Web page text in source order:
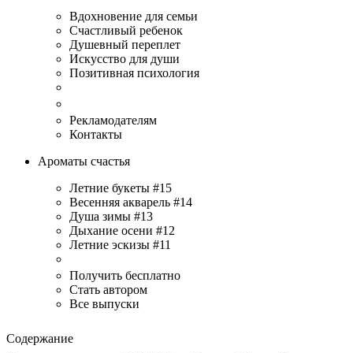
Вдохновение для семьи
Счастливый ребенок
Душевный переплет
Искусство для души
Позитивная психология
Рекламодателям
Контакты
Ароматы счастья
Летние букеты #15
Весенняя акварель #14
Душа зимы #13
Дыхание осени #12
Летние эскизы #11
Получить бесплатно
Стать автором
Все выпуски
Содержание